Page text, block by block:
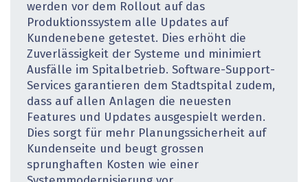
werden vor dem Rollout auf das
Produktionssystem alle Updates auf
Kundenebene getestet. Dies erhöht die
Zuverlässigkeit der Systeme und minimiert
Ausfälle im Spital­betrieb. Software-Support-
Services garantieren dem Stadtspital zudem,
dass auf allen Anlagen die neuesten
Features und Updates ausgespielt werden.
Dies sorgt für mehr Planungssicherheit auf
Kundenseite und beugt grossen
sprunghaften Kosten wie einer